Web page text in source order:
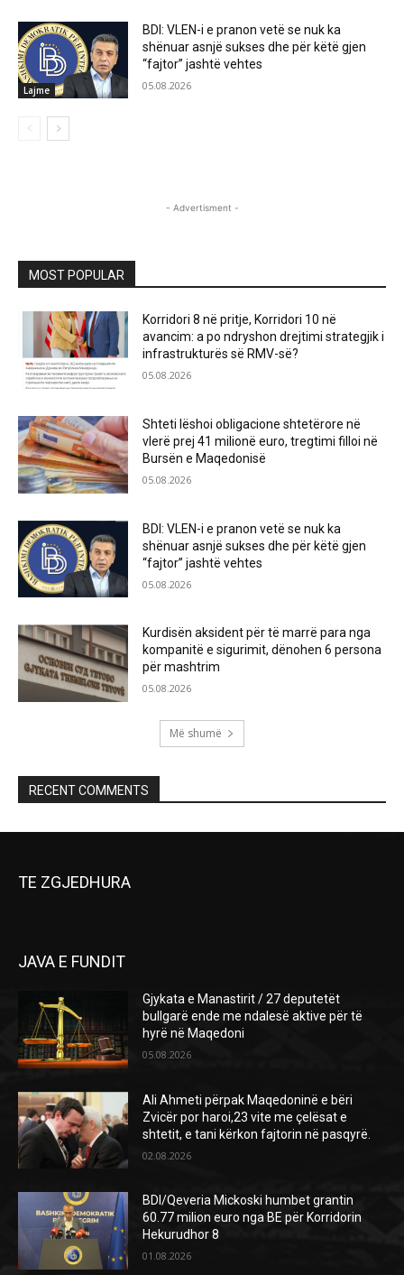
Lajme
BDI: VLEN-i e pranon vetë se nuk ka
shënuar asnjë sukses dhe për këtë gjen
“fajtor” jashtë vehtes
05.08.2026
- Advertisment -
MOST POPULAR
Korridori 8 në pritje, Korridori 10 në
avancim: a po ndryshon drejtimi strategjik i
infrastrukturës së RMV-së?
05.08.2026
Shteti lëshoi obligacione shtetërore në
vlerë prej 41 milionë euro, tregtimi filloi në
Bursën e Maqedonisë
05.08.2026
BDI: VLEN-i e pranon vetë se nuk ka
shënuar asnjë sukses dhe për këtë gjen
“fajtor” jashtë vehtes
05.08.2026
Kurdisën aksident për të marrë para nga
kompanitë e sigurimit, dënohen 6 persona
për mashtrim
05.08.2026
Më shumë
RECENT COMMENTS
TE ZGJEDHURA
JAVA E FUNDIT
Gjykata e Manastirit / 27 deputetët
bullgarë ende me ndalesë aktive për të
hyrë në Maqedoni
05.08.2026
Ali Ahmeti përpak Maqedoninë e bëri
Zvicër por haroi,23 vite me çelësat e
shtetit, e tani kërkon fajtorin në pasqyrë.
02.08.2026
BDI/Qeveria Mickoski humbet grantin
60.77 milion euro nga BE për Korridorin
Hekurudhor 8
01.08.2026